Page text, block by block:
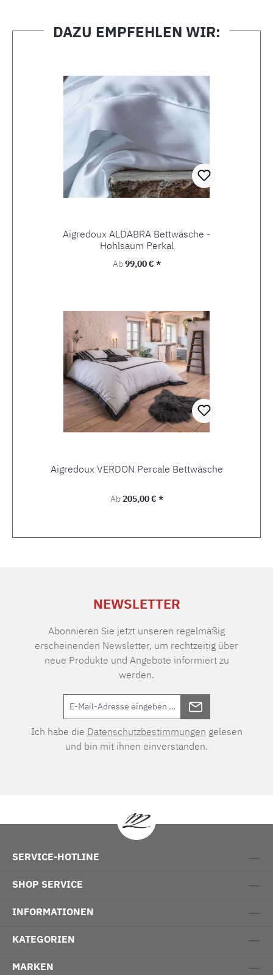
DAZU EMPFEHLEN WIR:
Aigredoux ALDABRA Bettwäsche -
Hohlsaum Perkal
Regulärer Preis:
Ab99,00 € *
Aigredoux VERDON Percale Bettwäsche
Regulärer Preis:
Ab205,00 € *
NEWSLETTER
Abonnieren Sie jetzt unseren regelmäßig
erscheinenden Newsletter, um rechtzeitig über
neue Produkte und Angebote informiert zu
werden.
Ich habe die Datenschutzbestimmungen gelesen
und bin mit ihnen einverstanden.
SERVICE-HOTLINE
SHOP SERVICE
INFORMATIONEN
KATEGORIEN
MARKEN